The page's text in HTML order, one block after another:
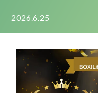
2026.6.25